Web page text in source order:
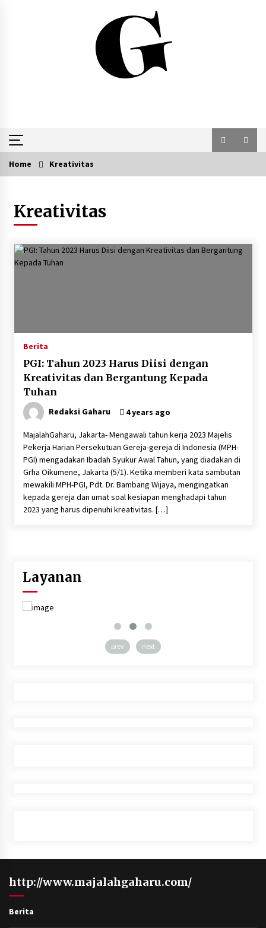
Home Kreativitas
Kreativitas
Berita
PGI: Tahun 2023 Harus Diisi dengan
Kreativitas dan Bergantung Kepada
Tuhan
Redaksi Gaharu 4 years ago
MajalahGaharu, Jakarta- Mengawali tahun kerja 2023 Majelis
Pekerja Harian Persekutuan Gereja-gereja di Indonesia (MPH-
PGI) mengadakan Ibadah Syukur Awal Tahun, yang diadakan di
Grha Oikumene, Jakarta (5/1). Ketika memberi kata sambutan
mewakili MPH-PGI, Pdt. Dr. Bambang Wijaya, mengingatkan
kepada gereja dan umat soal kesiapan menghadapi tahun
2023 yang harus dipenuhi kreativitas. […]
Layanan
prev next
http://www.majalahgaharu.com/
Berita